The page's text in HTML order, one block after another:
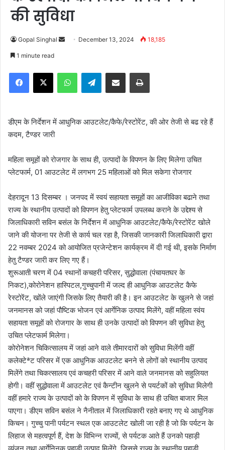
की सुविधा
Gopal Singhal
a
m
l
December 13, 2024 18,185
1 minute read
Telegram
डीएम के निर्देशन में आधुनिक आउटलेट/कैफे/रेस्टोरेंट, की ओर तेजी से बढ रहे हैं
कदम, टैण्डर जारी
महिला समूहों को रोजगार के साथ ही, उत्पादों के विपणन के लिए मिलेगा उचित
प्लेटफार्म, 01 आउटलेट में लगभग 25 महिलाओं को मिल सकेगा रोजगार
देहरादून 13 दिसम्बर । जनपद में स्वयं सहायता समूहों का आजीविका बढाने तथा
राज्य के स्थानीय उत्पादों को विपणन हेतु प्लेटफार्म उपलब्ध कराने के उद्देश्य से
जिलाधिकारी सविन बसंल के निर्देशन में आधुनिक आउटलेट/कैफे/रेस्टोरेंट खोले
जाने की योजना पर तेजी से कार्य चल रहा है, जिसकी जानकारी जिलाधिकारी द्वारा
22 नवम्बर 2024 को आयोजित प्रजेन्टेशन कार्यक्रम में दी गई थी, इसके निर्माण
हेतु टैण्डर जारी कर लिए गए हैं।
शुरूआती चरण में 04 स्थानों कचहरी परिसर, सुद्धोवाला (पंचायतघर के
निकट),कोरोनेशन हास्पिटल,गुच्चुपानी में जल्द ही आधुनिक आउटलेट कैफे
रेस्टोरेंट, खोंले जाएंगी जिसके लिए तैयारी की है। इन आउटलेट के खुलने से जहां
जनमानस को जहां पौष्टिक भोजन एवं आर्गेनिक उत्पाद मिलेंगे, वहीं महिला स्वंय
सहायता समूहों को रोजगार के साथ ही उनके उत्पादों को विपणन की सुविधा हेतु
उचित प्लेटफार्म मिलेगा।
कोरोनेशन चिकित्सालय में जहां आने वाले तीमारदारों को सुविधा मिलेंगी वहीं
कलेक्टेªट परिसर में एक आधुनिक आउटलेट बनने से लोगों को स्थानीय उत्पाद
मिलेंगे तथा चिकत्सालय एवं कचहरी परिसर में आने वाले जनमानस को सहुलियत
होगी। वहीं सुद्धोवाला में आउटलेट एवं कैन्टीन खुलने से पयर्टकों को सुविधा मिलेगी
वहीं हमारे राज्य के उत्पादों को के विपणन में सुविधा के साथ ही उचित बाजार मिल
पाएगा। डीएम सविन बसंल ने नैनीताल में जिलाधिकारी रहते बनाए गए थे आधुनिक
किचन। गुच्चु पानी पर्यटन स्थल एक आउटलेट खोली जा रही है जो कि पर्यटन के
लिहाज से महत्वपूर्ण हैं, देश के विभिन्न राज्यों, से पर्यटक आते हैं उनको पहाड़ी